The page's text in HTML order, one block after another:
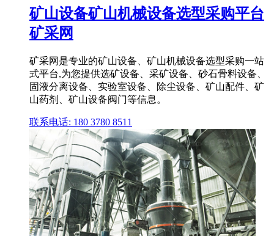
矿山设备矿山机械设备选型采购平台
矿采网
矿采网是专业的矿山设备、矿山机械设备选型采购一站
式平台,为您提供选矿设备、采矿设备、砂石骨料设备、
固液分离设备、实验室设备、除尘设备、矿山配件、矿
山药剂、矿山设备阀门等信息。
联系电话: 180 3780 8511